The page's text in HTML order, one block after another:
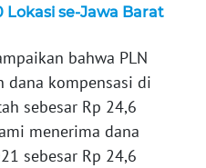
Lokasi se-Jawa Barat
bahwa PLN
dana kompensasi di
sebesar Rp 24,6
menerima dana
sebesar Rp 24,6